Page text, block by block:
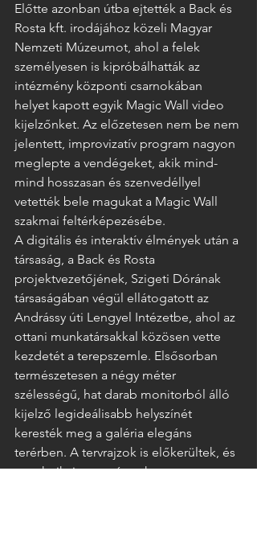
Előtte azonban útba ejtették a Back és
Rosta kft. irodájához közeli Magyar
Nemzeti Múzeumot, ahol a felek
személyesen is kipróbálhatták az
intézmény központi csarnokában
helyet kapott egyik Magic Wall video
kijelzőnket. Az előzetesen nem be nem
jelentett, improvizatív program nagyon
meglepte a vendégeket, akik mind-
mind hosszasan és szenvedéllyel
vetették bele magukat a Magic Wall
szakmai feltérképezésébe.
A digitális és interaktív élmények után a
társaság, a Back és Rosta
projektvezetőjének, Szigeti Dórának
társaságában végül ellátogatott az
Andrássy úti Lengyel Intézetbe, ahol az
ottani munkatársakkal közösen vette
kezdetét a terepszemle. Elsősorban
természetesen a négy méter
szélességű, hat darab monitorból álló
kijelző legideálisabb helyszínét
keresték meg a galéria elegáns
terérben. A tervrajzok is előkerültek, és
a technikai paraméterek